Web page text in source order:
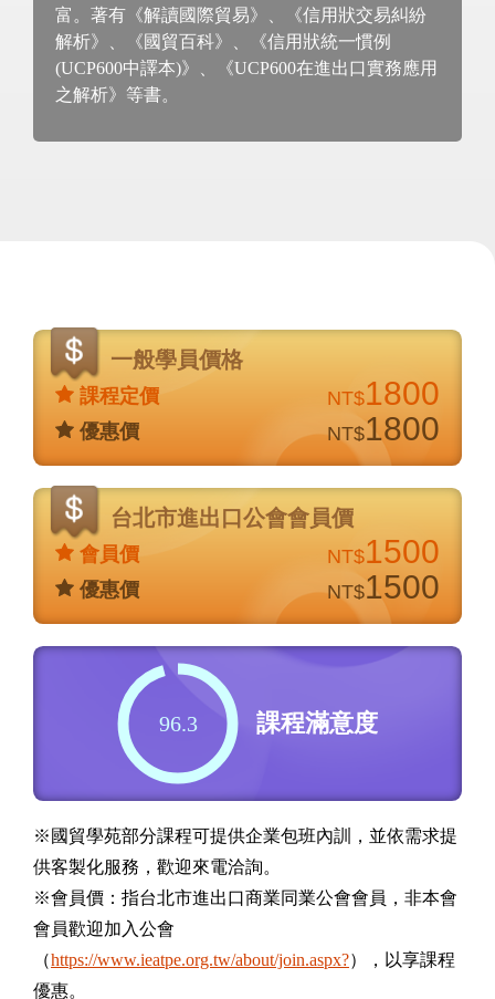
富。著有《解讀國際貿易》、《信用狀交易糾紛
解析》、《國貿百科》、《信用狀統一慣例
(UCP600中譯本)》、《UCP600在進出口實務應用
之解析》等書。
價
說
一般學員價格
課程定價 NT$1800
優惠價 NT$1800
台北市進出口公會會員價
會員價 NT$1500
優惠價 NT$1500
96.3 課程滿意度
※國貿學苑部分課程可提供企業包班內訓，並依需求提
供客製化服務，歡迎來電洽詢。
※會員價：指台北市進出口商業同業公會會員，非本會
會員歡迎加入公會
（https://www.ieatpe.org.tw/about/join.aspx?），以享課程
優惠。